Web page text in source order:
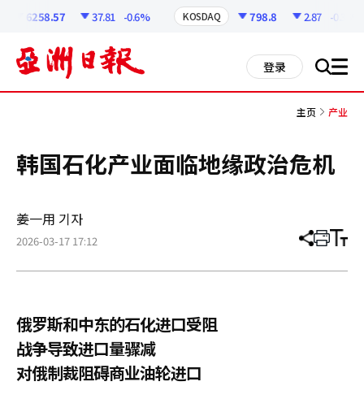
6258.57 37.81 -0.6% KOSDAQ 798.8 2.87 -0.36%
登录 搜 all
主页 产业
韩国石化产业面临地缘政治危机
姜一用 기자
2026-03-17 17:12 分
章
打 调
小
俄罗斯和中东的石化进口受阻
战争导致进口量骤减
对俄制裁阻碍商业油轮进口